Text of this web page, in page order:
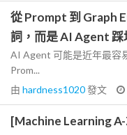
從 Prompt 到 Graph
詞，而是 AI Agent
AI Agent 可能是近年最容
Prom...
由 hardness1020發文
[Machine Learning